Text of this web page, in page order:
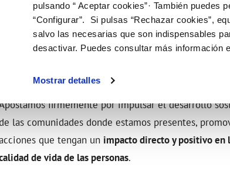
pulsando “ Aceptar cookies”· También
“Configurar”. Si pulsas “Rechazar cookies”,
salvo las necesarias que son indispensables
desactivar. Puedes consultar más información
Mostrar detalles
PAGOS Y CONSUMOS
CONTRATOS
Cambio de titular
Alta de suministro
ATENCIÓN AL CLIENTE
Canales de contacto
EN EL CICLO URBANO
CALIDAD
Control calidad del agua
ÉTICA Y CUMPLIMIENTO
SISTEMAS DE GESTIÓN Y
Nuestros compromisos
firmemente por impulsar el desarrollo
las comunidades donde estamos presentes,
que tengan un impacto directo y positivo en
de vida de las personas.